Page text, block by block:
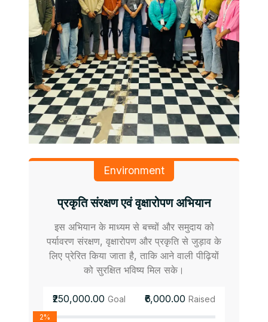
Environment
प्रकृति संरक्षण एवं वृक्षारोपण अभियान
इस अभियान के माध्यम से बच्चों और समुदाय को
पर्यावरण संरक्षण, वृक्षारोपण और प्रकृति से जुड़ाव के
लिए प्रेरित किया जाता है, ताकि आने वाली पीढ़ियों
को सुरक्षित भविष्य मिल सके।
₹250,000.00 Goal ₹6,000.00 Raised
2%